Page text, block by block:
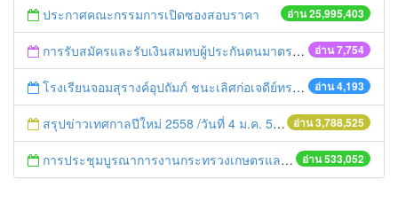
อ่าน 25,995,403
ประกาศคณะกรรมการเปิดซองสอบราคา
อ่าน 7,754
การรับสมัครและรับเงินสมทบผู้ประกันตนมาตรา 40
อ่าน 4,193
โรงเรียนจอมสุรางค์อุปถัมภ์ ชนะเลิศก่อเจดีย์ทราย
อ่าน 3,788,525
สรุปข่าวเทศกาลปีใหม่ 2558 /วันที่ 4 ม.ค. 58
อ่าน 533,052
การประชุมบูรณาการงานกระทรวงเกษตรและสหกรณ์สู่การปฏิบัติในระดับพื้นที่ ครั้งที่1/2558